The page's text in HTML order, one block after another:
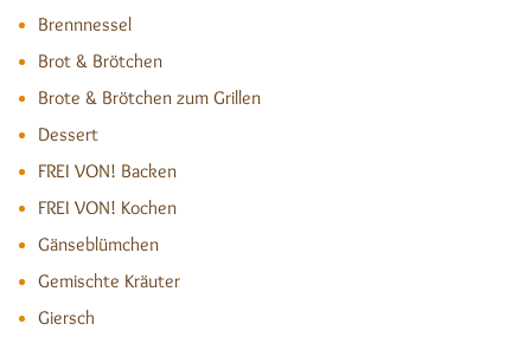
Brennnessel
Brot & Brötchen
Brote & Brötchen zum Grillen
Dessert
FREI VON! Backen
FREI VON! Kochen
Gänseblümchen
Gemischte Kräuter
Giersch